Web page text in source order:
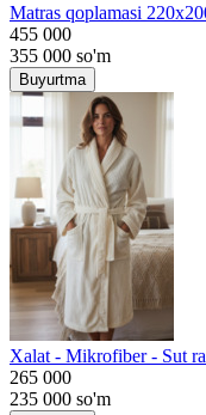
Matras qoplamasi
455 000
355 000 so'm
Buyurtma
Хalat - Mikrofiber - Sut
265 000
235 000 so'm